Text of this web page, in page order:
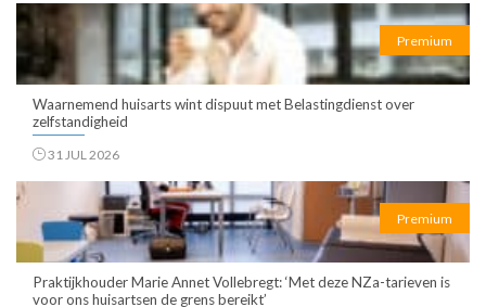
Premium
Waarnemend huisarts wint dispuut met Belastingdienst over
zelfstandigheid
31 JUL 2026
Premium
Praktijkhouder Marie Annet Vollebregt: ‘Met deze NZa-tarieven is
voor ons huisartsen de grens bereikt’